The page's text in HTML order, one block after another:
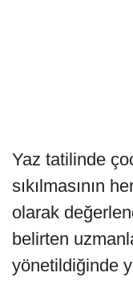
Yaz tatilinde
sıkılmasının
olarak
belirten
yönetildiğinde